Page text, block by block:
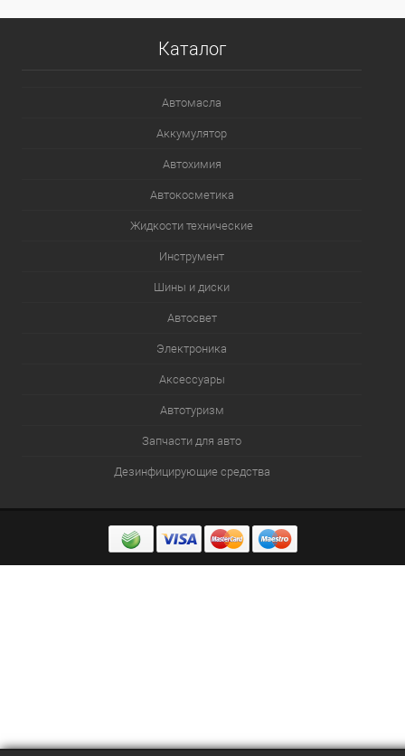
Каталог
Автомасла
Аккумулятор
Автохимия
Автокосметика
Жидкости технические
Инструмент
Шины и диски
Автосвет
Электроника
Аксессуары
Автотуризм
Запчасти для авто
Дезинфицирующие средства